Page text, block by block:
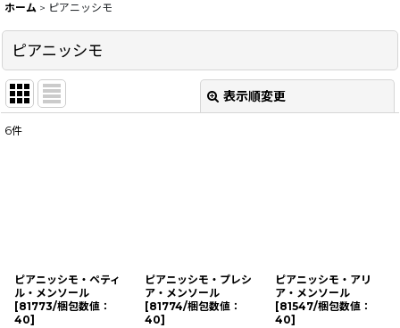
ホーム > ピアニッシモ
ピアニッシモ
表示順変更
絞り込む
6件
ピアニッシモ・ペティ
ル・メンソール
[81773/梱包数値：
40]
ピアニッシモ・プレシ
ア・メンソール
[81774/梱包数値：
40]
ピアニッシモ・アリ
ア・メンソール
[81547/梱包数値：
40]